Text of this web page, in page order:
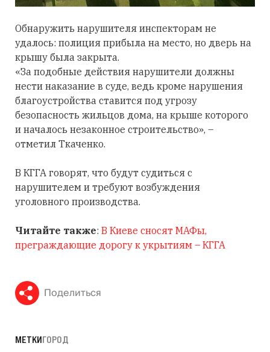
Обнаружить нарушителя инспекторам не
удалось: полиция прибыла на место, но дверь на
крышу была закрыта.
«За подобные действия нарушители должны
нести наказание в суде, ведь кроме нарушения
благоустройства ставится под угрозу
безопасность жильцов дома, на крыше которого
и началось незаконное строительство», –
отметил Ткаченко.
В КГГА говорят, что будут судиться с
нарушителем и требуют возбуждения
уголовного производства.
Читайте также: В Киеве сносят МАФы,
преграждающие дорогу к укрытиям – КГГА
Поделиться
МЕТКИГОРОД